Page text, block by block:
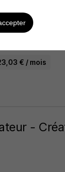
€ / mois
-